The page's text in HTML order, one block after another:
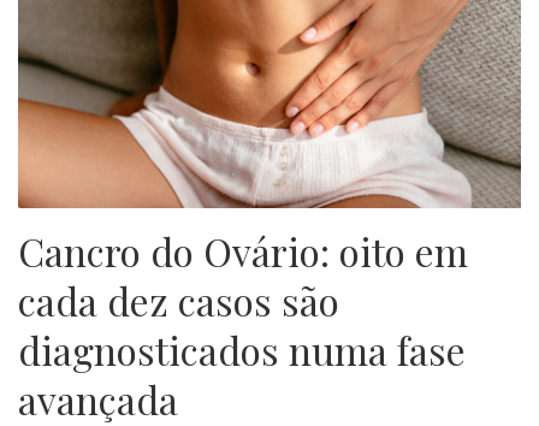
Cancro do Ovário: oito em
cada dez casos são
diagnosticados numa fase
avançada